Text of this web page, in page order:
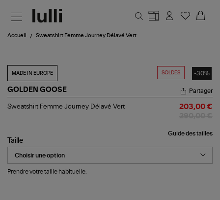
Accueil Sweatshirt Femme Journey Délavé Vert
SOLDES -30%
MADE IN EUROPE
GOLDEN GOOSE
Sweatshirt
Vert
Partager
Sweatshirt Femme Journey Délavé Vert 203,00 €
Guide des tailles
Taille
Prendre votre taille habituelle.